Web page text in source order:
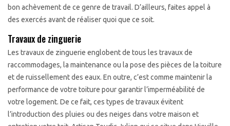
bon achèvement de ce genre de travail. D’ailleurs, faites appel à
des exercés avant de réaliser quoi que ce soit.
Travaux de zinguerie
Les travaux de zinguerie englobent de tous les travaux de
raccommodages, la maintenance ou la pose des pièces de la toiture
et de ruissellement des eaux. En outre, c’est comme maintenir la
performance de votre toiture pour garantir l’imperméabilité de
votre logement. De ce fait, ces types de travaux évitent
l’introduction des pluies ou des neiges dans votre maison et